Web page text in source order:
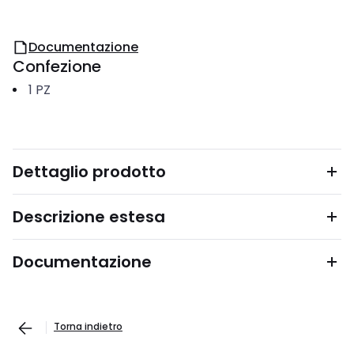
Documentazione
Confezione
1 PZ
Dettaglio prodotto
Descrizione estesa
Documentazione
Torna indietro